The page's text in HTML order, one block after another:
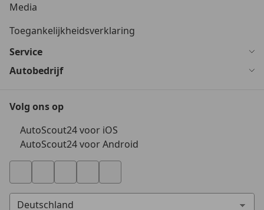
Media
Toegankelijkheidsverklaring
Service
Autobedrijf
Volg ons op
AutoScout24 voor iOS
AutoScout24 voor Android